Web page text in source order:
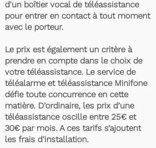
d’un boîtier vocal de téléassistance
pour entrer en contact à tout moment
avec le porteur.
Le prix est également un critère à
prendre en compte dans le choix de
votre téléassistance. Le service de
téléalarme et téléassistance Minifone
défie toute concurrence en cette
matière. D’ordinaire, les prix d’une
téléassistance oscille entre 25€ et
30€ par mois. A ces tarifs s’ajoutent
les frais d’installation.